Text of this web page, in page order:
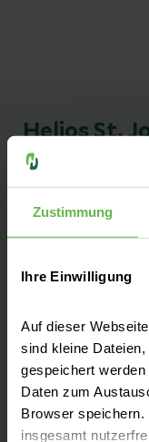
Zustimmung
Ihre Einwilligung
Auf dieser
sind kleine
gespeichert
Daten zum
Browser speichern.
insgesamt
Helios St.
Uerdingen
Kontakt
47829 Krefeld
Anfahrt auf
Tel:+49 2151
Fax: +49 2151